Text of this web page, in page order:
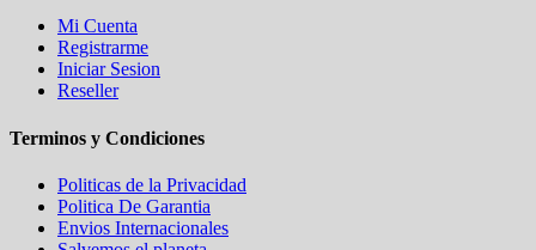
Mi Cuenta
Registrarme
Iniciar Sesion
Reseller
Terminos y Condiciones
Politicas de la Privacidad
Politica De Garantia
Envios Internacionales